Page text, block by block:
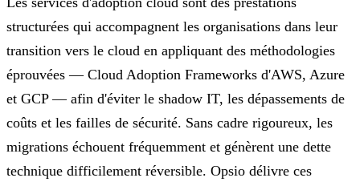
structurées qui accompagnent les organisations dans leur
transition vers le cloud en appliquant des méthodologies
éprouvées — Cloud Adoption Frameworks d'AWS, Azure
et GCP — afin d'éviter le shadow IT, les dépassements de
coûts et les failles de sécurité. Sans cadre rigoureux, les
migrations échouent fréquemment et génèrent une dette
technique difficilement réversible. Opsio délivre ces